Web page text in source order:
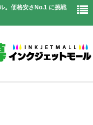
。価格安さNo.1 に挑戦